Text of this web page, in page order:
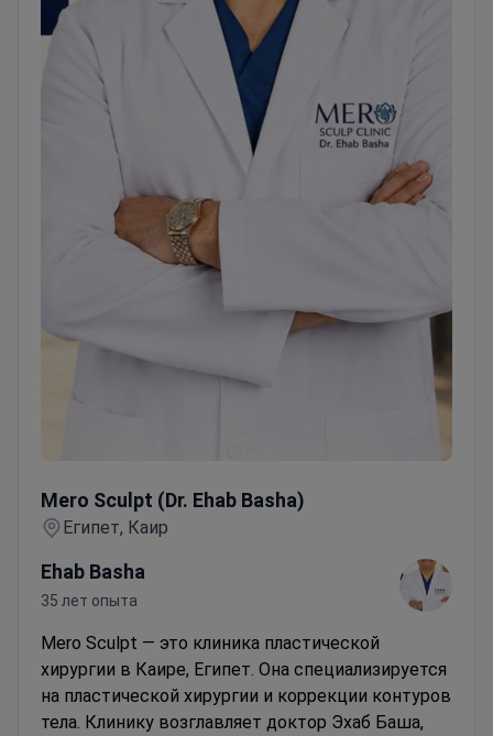
Mero Sculpt (Dr. Ehab Basha)
Египет, Каир
Ehab Basha
35 лет опыта
Mero Sculpt — это клиника пластической
хирургии в Каире, Египет. Она специализируется
на пластической хирургии и коррекции контуров
тела. Клинику возглавляет доктор Эхаб Баша,